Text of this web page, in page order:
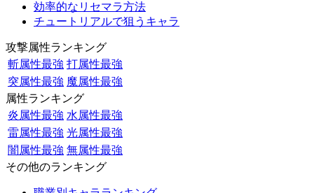
効率的なリセマラ方法
チュートリアルで狙うキャラ
攻撃属性ランキング
斬属性最強 打属性最強
突属性最強 魔属性最強
属性ランキング
炎属性最強 水属性最強
雷属性最強 光属性最強
闇属性最強 無属性最強
その他のランキング